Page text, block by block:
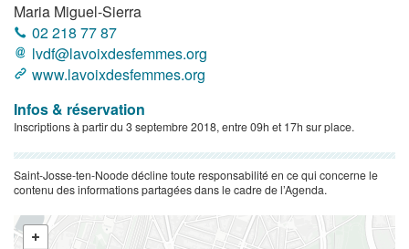
Maria Miguel-Sierra
02 218 77 87
lvdf@lavoixdesfemmes.org
www.lavoixdesfemmes.org
Infos & réservation
Inscriptions à partir du 3 septembre 2018, entre 09h et 17h sur place.
Saint-Josse-ten-Noode décline toute responsabilité en ce qui concerne le
contenu des informations partagées dans le cadre de l’Agenda.